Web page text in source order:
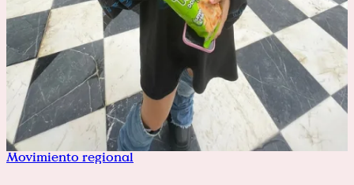
Movimiento regional